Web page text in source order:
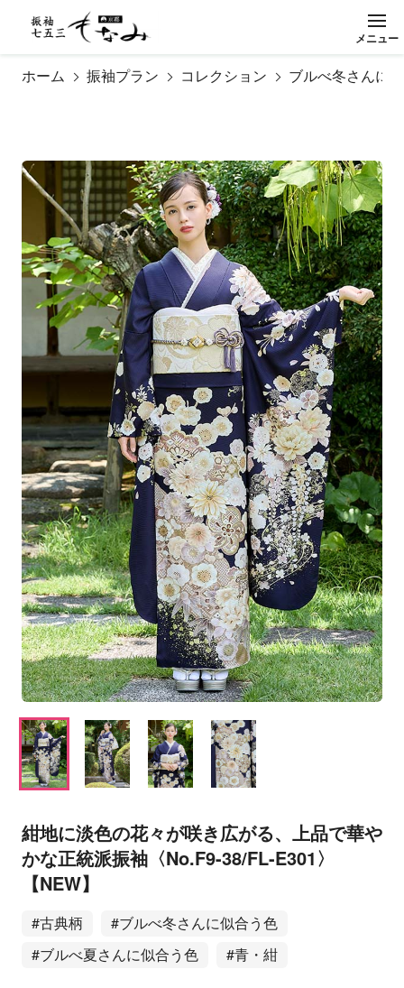
メニ ュ ー
ホーム 振袖プラン コレクション ブルべ冬さんに
紺地に淡色の花々が咲き広がる、上品で華や
かな正統派振袖〈No.F9-38/FL-E301〉
【NEW】
#古典柄
#ブルべ冬さんに似合う色
#ブルべ夏さんに似合う色
#青・紺